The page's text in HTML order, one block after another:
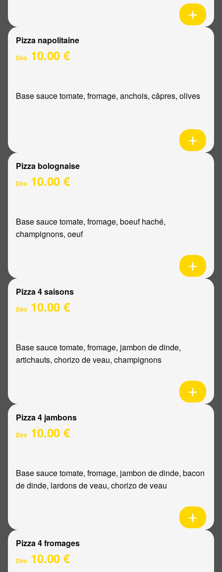
Pizza napolitaine
Dès 10.00 €
Base sauce tomate, fromage, anchois, câpres, olives
Pizza bolognaise
Dès 10.00 €
Base sauce tomate, fromage, boeuf haché,
champignons, oeuf
Pizza 4 saisons
Dès 10.00 €
Base sauce tomate, fromage, jambon de dinde,
artichauts, chorizo de veau, champignons
Pizza 4 jambons
Dès 10.00 €
Base sauce tomate, fromage, jambon de dinde, bacon
de dinde, lardons de veau, chorizo de veau
Pizza 4 fromages
Dès 10.00 €